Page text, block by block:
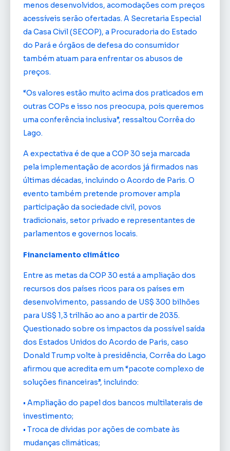
menos desenvolvidos, acomodações com preços
acessíveis serão ofertadas. A Secretaria Especial
da Casa Civil (SECOP), a Procuradoria do Estado
do Pará e órgãos de defesa do consumidor
também atuam para enfrentar os abusos de
preços.
“Os valores estão muito acima dos praticados em
outras COPs e isso nos preocupa, pois queremos
uma conferência inclusiva”, ressaltou Corrêa do
Lago.
A expectativa é de que a COP 30 seja marcada
pela implementação de acordos já firmados nas
últimas décadas, incluindo o Acordo de Paris. O
evento também pretende promover ampla
participação da sociedade civil, povos
tradicionais, setor privado e representantes de
parlamentos e governos locais.
Financiamento climático
Entre as metas da COP 30 está a ampliação dos
recursos dos países ricos para os países em
desenvolvimento, passando de US$ 300 bilhões
para US$ 1,3 trilhão ao ano a partir de 2035.
Questionado sobre os impactos da possível saída
dos Estados Unidos do Acordo de Paris, caso
Donald Trump volte à presidência, Corrêa do Lago
afirmou que acredita em um “pacote complexo de
soluções financeiras”, incluindo:
• Ampliação do papel dos bancos multilaterais de
investimento;
• Troca de dívidas por ações de combate às
mudanças climáticas;